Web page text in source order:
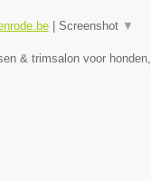
| Screenshot ▼
& trimsalon voor honden,